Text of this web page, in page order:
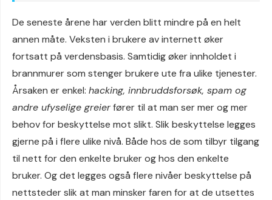
De seneste årene har verden blitt mindre på en helt
annen måte. Veksten i brukere av internett øker
fortsatt på verdensbasis. Samtidig øker innholdet i
brannmurer som stenger brukere ute fra ulike tjenester.
Årsaken er enkel: hacking, innbruddsforsøk, spam og
andre ufyselige greierfører til at man ser mer og mer
behov for beskyttelse mot slikt. Slik beskyttelse legges
gjerne på i flere ulike nivå. Både hos de som tilbyr tilgang
til nett for den enkelte bruker og hos den enkelte
bruker. Og det legges også flere nivåer beskyttelse på
nettsteder slik at man minsker faren for at de utsettes